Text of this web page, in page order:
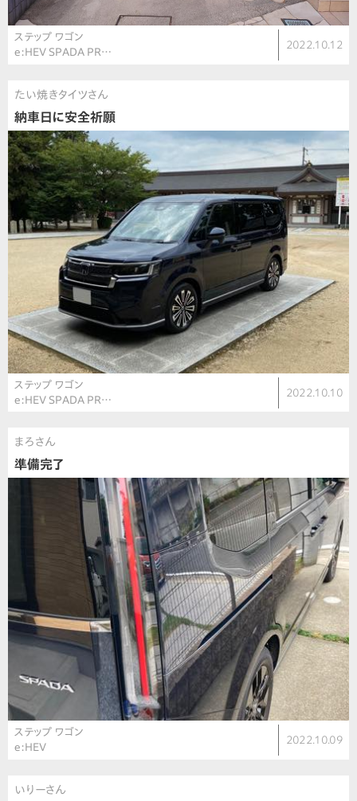
ステップ ワゴン
e:HEV SPADA PR…
2022.10.12
たい焼きタイツさん
納車日に安全祈願
ステップ ワゴン
e:HEV SPADA PR…
2022.10.10
まろさん
準備完了
ステップ ワゴン
e:HEV
2022.10.09
いりーさん